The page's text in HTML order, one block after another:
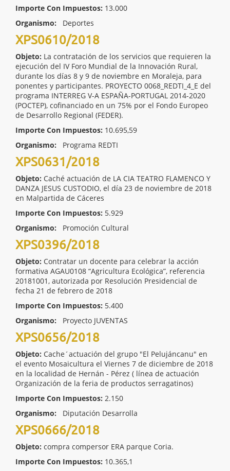
Importe Con Impuestos: 13.000
Organismo:
Deportes
XPS0610/2018
Objeto: La contratación de los servicios que requieren la
ejecución del IV Foro Mundial de la Innovación Rural,
durante los días 8 y 9 de noviembre en Moraleja, para
ponentes y participantes. PROYECTO 0068_REDTI_4_E del
programa INTERREG V-A ESPAÑA-PORTUGAL 2014-2020
(POCTEP), cofinanciado en un 75% por el Fondo Europeo
de Desarrollo Regional (FEDER).
Importe Con Impuestos: 10.695,59
Organismo:
Programa REDTI
XPS0631/2018
Objeto: Caché actuación de LA CIA TEATRO FLAMENCO Y
DANZA JESUS CUSTODIO, el día 23 de noviembre de 2018
en Malpartida de Cáceres
Importe Con Impuestos: 5.929
Organismo:
Promoción Cultural
XPS0396/2018
Objeto: Contratar un docente para celebrar la acción
formativa AGAU0108 “Agricultura Ecológica”, referencia
20181001, autorizada por Resolución Presidencial de
fecha 21 de febrero de 2018
Importe Con Impuestos: 5.400
Organismo:
Proyecto JUVENTAS
XPS0656/2018
Objeto: Cache´actuación del grupo "El Pelujáncanu" en
el evento Mosaicultura el Viernes 7 de diciembre de 2018
en la localidad de Hernán - Pérez ( línea de actuación
Organización de la feria de productos serragatinos)
Importe Con Impuestos: 2.150
Organismo:
Diputación Desarrolla
XPS0666/2018
Objeto: compra compersor ERA parque Coria.
Importe Con Impuestos: 10.365,1